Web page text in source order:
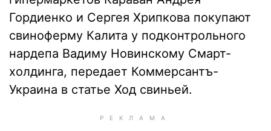
Гордиенко и Сергея Хрипкова покупают
свиноферму Калита у подконтрольного
нардепа Вадиму Новинскому Смарт-
холдинга, передает Коммерсантъ-
Украина в статье Ход свиньей.